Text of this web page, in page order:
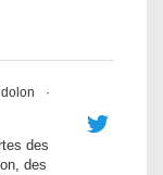
·
des
des